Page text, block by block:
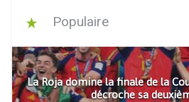
Populaire
La Roja domine la finale de la
décroche sa